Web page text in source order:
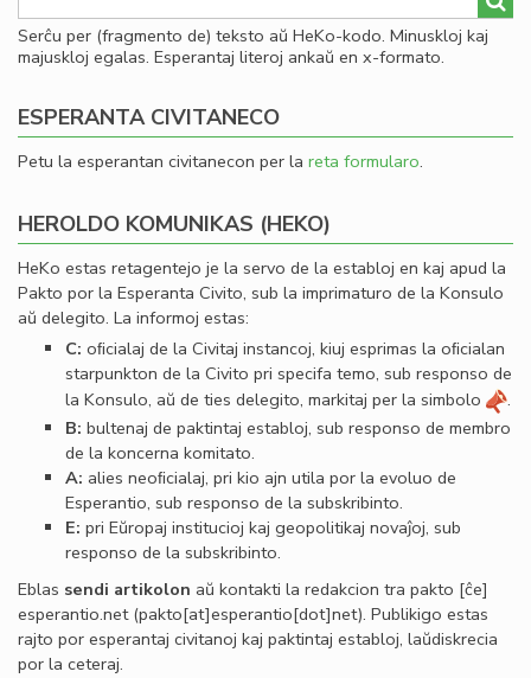
Serĉu per (fragmento de) teksto aŭ HeKo-kodo. Minuskloj kaj
majuskloj egalas. Esperantaj literoj ankaŭ en x-formato.
ESPERANTA CIVITANECO
Petu la esperantan civitanecon per la reta formularo.
HEROLDO KOMUNIKAS (HEKO)
HeKo estas retagentejo je la servo de la establoj en kaj apud la
Pakto por la Esperanta Civito, sub la imprimaturo de la Konsulo
aŭ delegito. La informoj estas:
C: oﬁcialaj de la Civitaj instancoj, kiuj esprimas la oﬁcialan
starpunkton de la Civito pri specifa temo, sub responso de
la Konsulo, aŭ de ties delegito, markitaj per la simbolo
.
B: bultenaj de paktintaj establoj, sub responso de membro
de la koncerna komitato.
A: alies neoﬁcialaj, pri kio ajn utila por la evoluo de
Esperantio, sub responso de la subskribinto.
E: pri Eŭropaj institucioj kaj geopolitikaj novaĵoj, sub
responso de la subskribinto.
Eblas sendi artikolon aŭ kontakti la redakcion tra pakto [ĉe]
esperantio.net(pakto[at]esperantio[dot]net). Publikigo estas
rajto por esperantaj civitanoj kaj paktintaj establoj, laŭdiskrecia
por la ceteraj.